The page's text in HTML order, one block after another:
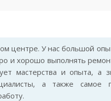
центре. У нас большой
и хорошо выполнять
мастерства и опыта, а
а также самое